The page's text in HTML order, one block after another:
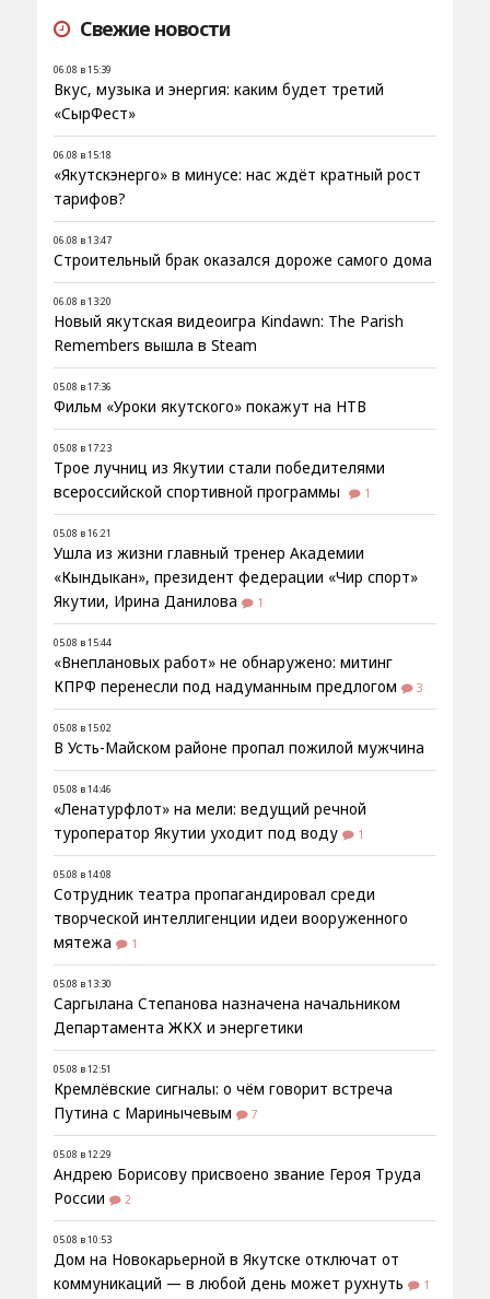
Свежие новости
06.08 в 15:39
Вкус, музыка и энергия: каким будет третий
«СырФест»
06.08 в 15:18
«Якутскэнерго» в минусе: нас ждёт кратный рост
тарифов?
06.08 в 13:47
Строительный брак оказался дороже самого дома
06.08 в 13:20
Новый якутская видеоигра Kindawn: The Parish
Remembers вышла в Steam
05.08 в 17:36
Фильм «Уроки якутского» покажут на НТВ
05.08 в 17:23
Трое лучниц из Якутии стали победителями
всероссийской спортивной программы
1
05.08 в 16:21
Ушла из жизни главный тренер Академии
«Кындыкан», президент федерации «Чир спорт»
Якутии, Ирина Данилова
1
05.08 в 15:44
«Внеплановых работ» не обнаружено: митинг
КПРФ перенесли под надуманным предлогом
3
05.08 в 15:02
В Усть-Майском районе пропал пожилой мужчина
05.08 в 14:46
«Ленатурфлот» на мели: ведущий речной
туроператор Якутии уходит под воду
1
05.08 в 14:08
Сотрудник театра пропагандировал среди
творческой интеллигенции идеи вооруженного
мятежа
1
05.08 в 13:30
Саргылана Степанова назначена начальником
Департамента ЖКХ и энергетики
05.08 в 12:51
Кремлёвские сигналы: о чём говорит встреча
Путина с Маринычевым
7
05.08 в 12:29
Андрею Борисову присвоено звание Героя Труда
России
2
05.08 в 10:53
Дом на Новокарьерной в Якутске отключат от
коммуникаций — в любой день может рухнуть
1